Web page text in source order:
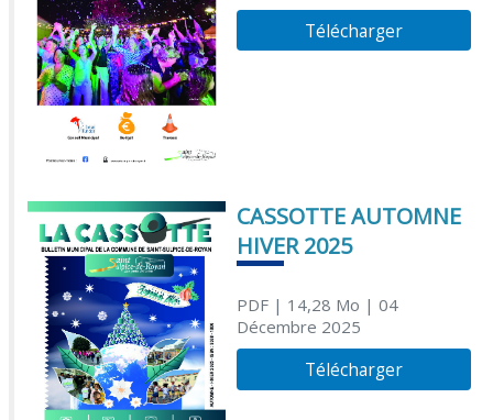
Télécharger
CASSOTTE AUTOMNE
HIVER 2025
PDF| 14,28 Mo | 04
Décembre 2025
Télécharger